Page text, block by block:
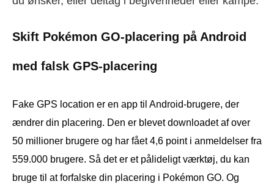
Skift Pokémon GO-placering på Android
med falsk GPS-placering
Fake GPS location er en app til Android-brugere, der
ændrer din placering. Den er blevet downloadet af over
50 millioner brugere og har fået 4,6 point i anmeldelser fra
559.000 brugere. Så det er et pålideligt værktøj, du kan
bruge til at forfalske din placering i Pokémon GO. Og